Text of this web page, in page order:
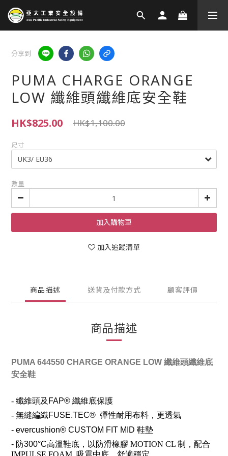
分享到
PUMA CHARGE ORANGE
LOW 纖維頭纖維底安全鞋
HK$825.00 HK$1,100.00
尺寸
數量
加入購物車
加入追蹤清單
商品描述 送貨及付款方式 顧客評價
商品描述
PUMA 644550 CHARGE ORANGE LOW 纖維頭纖維底
安全鞋
- 纖維頭及 FAP® 纖維底保護
- 無縫編織FUSE.TEC® 彈性耐用布料，更透氣
- evercushion® CUSTOM FIT MID 鞋墊
- 防300°C高溫鞋底，以防滑橡膠 MOTION CL 制，配合